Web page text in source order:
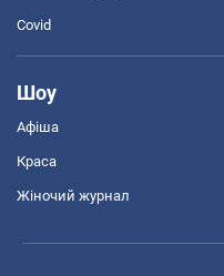
Covid
Шоу
Афіша
Краса
Жіночий журнал